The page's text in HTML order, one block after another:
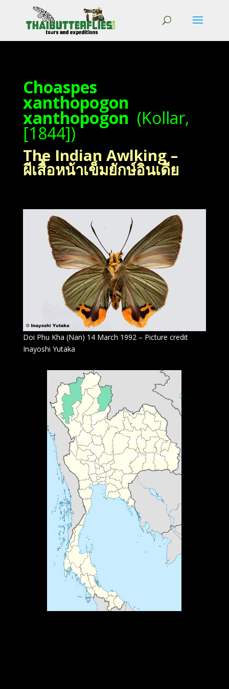
Choaspes
xanthopogon
xanthopogon (Kollar,
[1844])
The Indian Awlking –
ผีเสื้อหน้าเข็มยักษ์อินเดีย
Doi Phu Kha (Nan) 14 March 1992 – Picture credit
Inayoshi Yutaka